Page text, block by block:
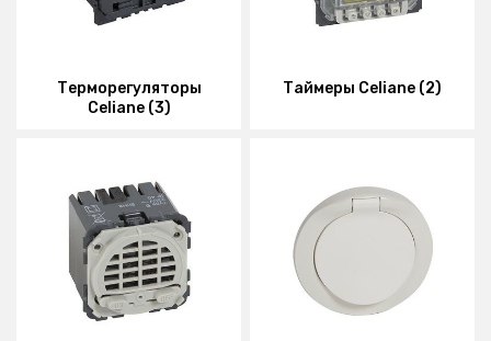
Терморегуляторы
Celiane (3)
Таймеры Celiane (2)